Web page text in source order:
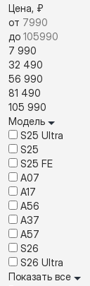
Цена, ₽
от
до
7 990
32 490
56 990
81 490
105 990
Модель
S25 Ultra
S25
S25 FE
A07
A17
A56
A37
A57
S26
S26 Ultra
Показать все